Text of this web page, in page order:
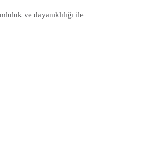
ve dayanıklılığı ile